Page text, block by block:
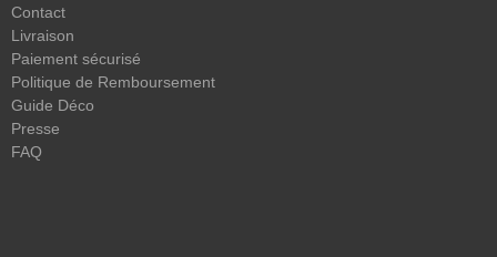
Contact
Livraison
Paiement sécurisé
Politique de Remboursement
Guide Déco
Presse
FAQ